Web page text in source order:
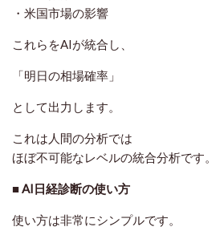
・米国市場の影響
これらをAIが統合し、
「明日の相場確率」
として出力します。
これは人間の分析では
ほぼ不可能なレベルの統合分析です。
■ AI日経診断の使い方
使い方は非常にシンプルです。